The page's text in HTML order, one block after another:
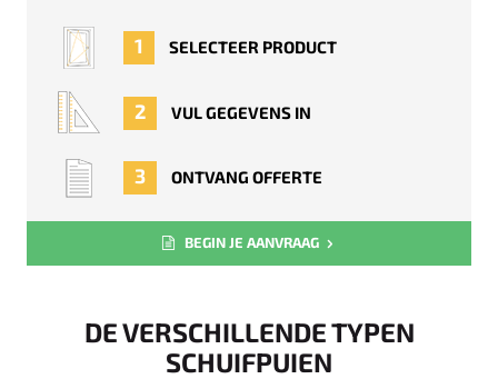
1 SELECTEER PRODUCT
2 VUL GEGEVENS IN
3 ONTVANG OFFERTE
BEGIN JE AANVRAAG
DE VERSCHILLENDE TYPEN
SCHUIFPUIEN